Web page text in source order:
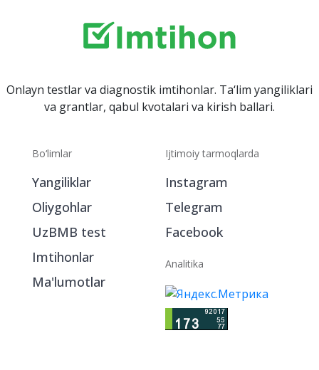
Onlayn testlar va diagnostik imtihonlar. Ta‘lim yangiliklari
va grantlar, qabul kvotalari va kirish ballari.
Bo‘limlar
Yangiliklar
Oliygohlar
UzBMB test
Imtihonlar
Ma'lumotlar
Ijtimoiy tarmoqlarda
Instagram
Telegram
Facebook
Analitika